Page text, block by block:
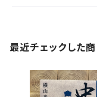
最近チェックした